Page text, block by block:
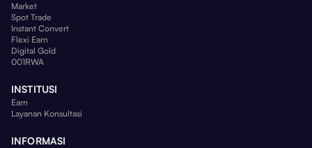
Market
Spot Trade
Instant Convert
Flexi Earn
Digital Gold
001RWA
INSTITUSI
Earn
Layanan Konsultasi
INFORMASI